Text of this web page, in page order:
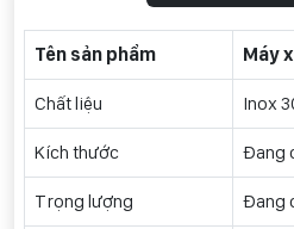
Tên sản phẩm Máy
Chất liệu Inox
Kích thước Đang
Trọng lượng Đang